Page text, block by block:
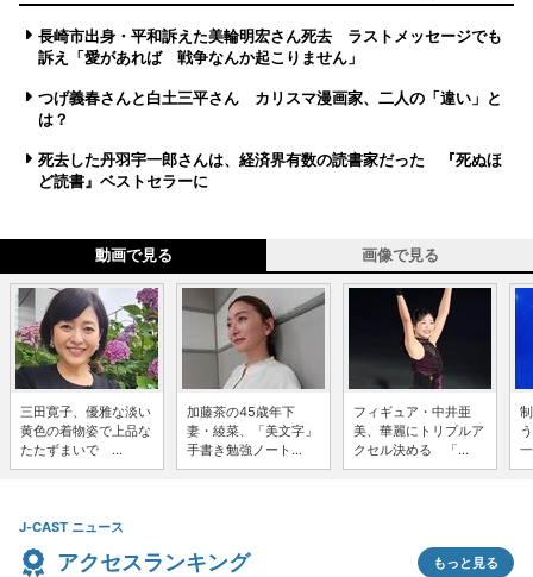
長崎市出身・平和訴えた美輪明宏さん死去 ラストメッセージでも
訴え「愛があれば 戦争なんか起こりません」
つげ義春さんと白土三平さん カリスマ漫画家、二人の「違い」と
は？
死去した丹羽宇一郎さんは、経済界有数の読書家だった 『死ぬほ
ど読書』ベストセラーに
動画で見る 画像で見る
三田寛子、優雅な淡い
黄色の着物姿で上品な
たたずまいで ...
加藤茶の45歳年下
妻・綾菜、「美文字」
手書き勉強ノート...
フィギュア・中井亜
美、華麗にトリプルア
クセル決める 「...
J-CAST ニュース
アクセスランキング もっと見る